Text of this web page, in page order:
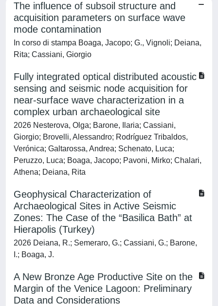
The influence of subsoil structure and
acquisition parameters on surface wave
mode contamination
In corso di stampa Boaga, Jacopo; G., Vignoli; Deiana,
Rita; Cassiani, Giorgio
Fully integrated optical distributed acoustic
sensing and seismic node acquisition for
near-surface wave characterization in a
complex urban archaeological site
2026 Nesterova, Olga; Barone, Ilaria; Cassiani,
Giorgio; Brovelli, Alessandro; Rodríguez Tribaldos,
Verónica; Galtarossa, Andrea; Schenato, Luca;
Peruzzo, Luca; Boaga, Jacopo; Pavoni, Mirko; Chalari,
Athena; Deiana, Rita
Geophysical Characterization of
Archaeological Sites in Active Seismic
Zones: The Case of the “Basilica Bath” at
Hierapolis (Turkey)
2026 Deiana, R.; Semeraro, G.; Cassiani, G.; Barone,
I.; Boaga, J.
A New Bronze Age Productive Site on the
Margin of the Venice Lagoon: Preliminary
Data and Considerations